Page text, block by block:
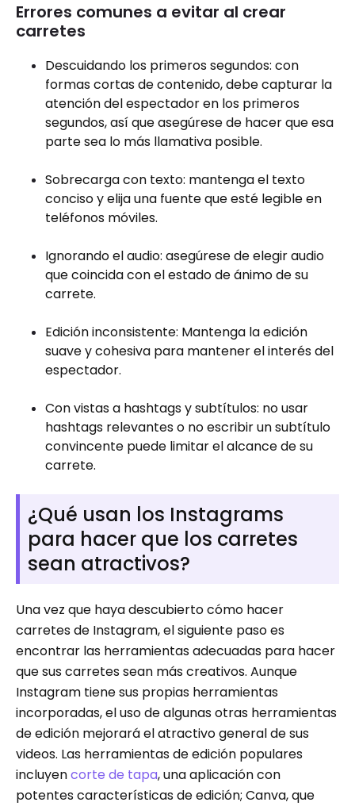
Errores comunes a evitar al crear
carretes
Descuidando los primeros segundos: con
formas cortas de contenido, debe capturar la
atención del espectador en los primeros
segundos, así que asegúrese de hacer que esa
parte sea lo más llamativa posible.
Sobrecarga con texto: mantenga el texto
conciso y elija una fuente que esté legible en
teléfonos móviles.
Ignorando el audio: asegúrese de elegir audio
que coincida con el estado de ánimo de su
carrete.
Edición inconsistente: Mantenga la edición
suave y cohesiva para mantener el interés del
espectador.
Con vistas a hashtags y subtítulos: no usar
hashtags relevantes o no escribir un subtítulo
convincente puede limitar el alcance de su
carrete.
¿Qué usan los Instagrams
para hacer que los carretes
sean atractivos?
Una vez que haya descubierto cómo hacer
carretes de Instagram, el siguiente paso es
encontrar las herramientas adecuadas para hacer
que sus carretes sean más creativos. Aunque
Instagram tiene sus propias herramientas
incorporadas, el uso de algunas otras herramientas
de edición mejorará el atractivo general de sus
videos. Las herramientas de edición populares
incluyencorte de tapa, una aplicación con
potentes características de edición; Canva, que